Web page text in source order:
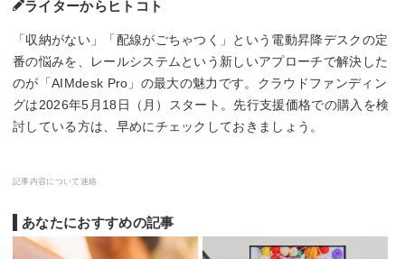
ライターからヒトコト
「収納がない」「配線がごちゃつく」という電動昇降デスクの定
番の悩みを、レールシステムという新しいアプローチで解決した
のが「AIMdesk Pro」の最大の魅力です。クラウドファンディン
グは2026年5月18日（月）スタート。先行支援価格での購入を検
討している方は、早めにチェックしておきましょう。
記事内容について連絡
あなたにおすすめの記事